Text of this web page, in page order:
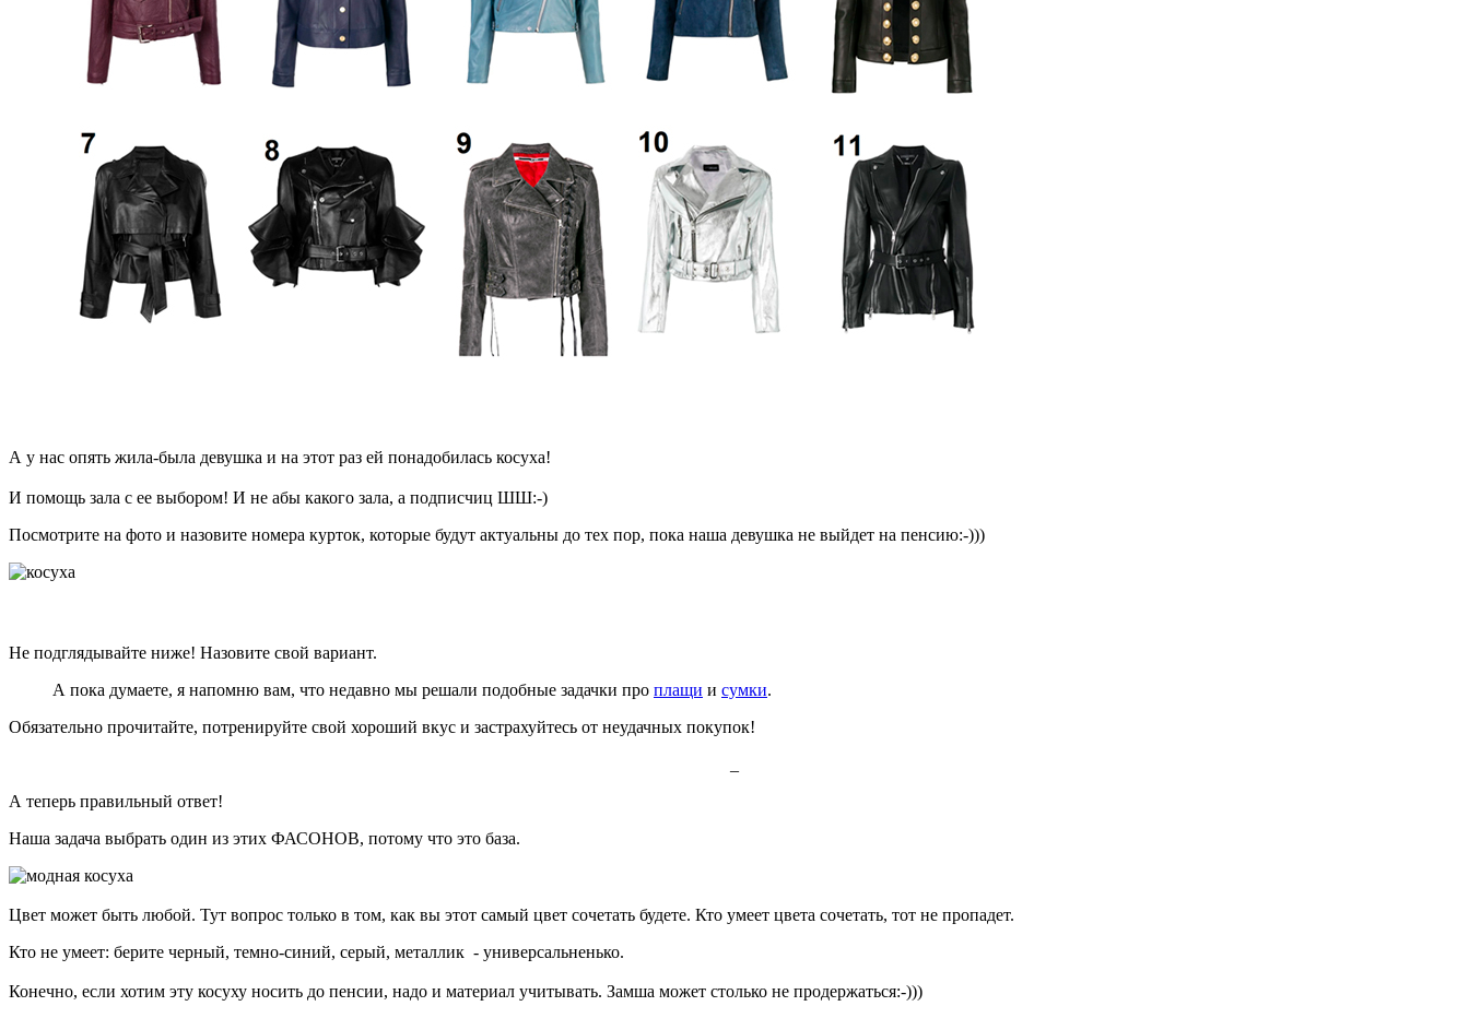
А у нас опять жила-была девушка и на этот раз ей понадобилась косуха!
И помощь зала с ее выбором! И не абы какого зала, а подписчиц ШШ:-)
Посмотрите на фото и назовите номера курток, которые будут актуальны до тех пор, пока наша девушка не выйдет на пенсию:-)))
Не подглядывайте ниже! Назовите свой вариант.
А пока думаете, я напомню вам, что недавно мы решали подобные задачки про плащи и сумки.
Обязательно прочитайте, потренируйте свой хороший вкус и застрахуйтесь от неудачных покупок!
А теперь правильный ответ!
Наша задача выбрать один из этих ФАСОНОВ, потому что это база.
Цвет может быть любой. Тут вопрос только в том, как вы этот самый цвет сочетать будете. Кто умеет цвета сочетать, тот не пропадет.
Кто не умеет: берите черный, темно-синий, серый, металлик - универсальненько.
Конечно, если хотим эту косуху носить до пенсии, надо и материал учитывать. Замша может столько не продержаться:-)))